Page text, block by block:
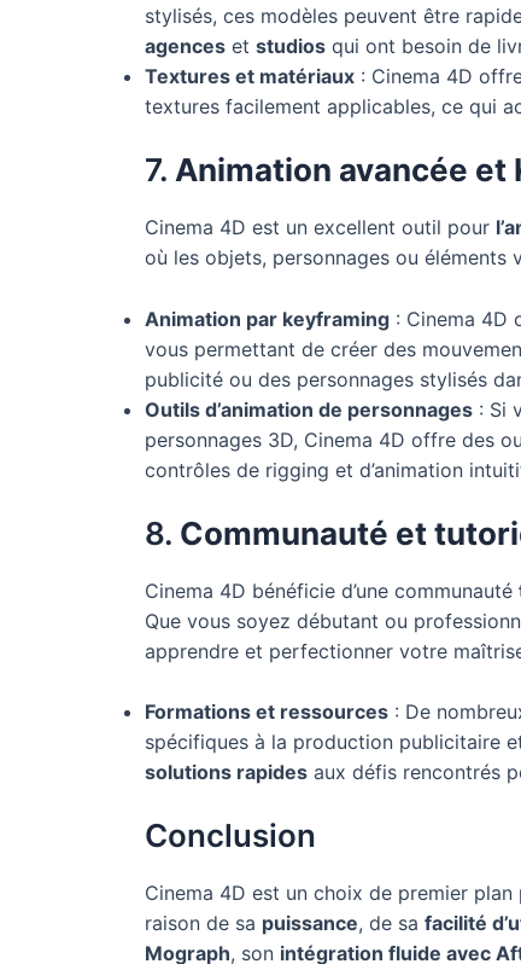
stylisés, ces modèles peuvent être
agences et studios qui ont besoin de
Textures et matériaux : Cinema 4D
textures facilement applicables, ce qui
7. Animation avancée et
Cinema 4D est un excellent outil pour
où les objets, personnages ou éléments
Animation par keyframing : Cinema 4D
vous permettant de créer des
publicité ou des personnages stylisés
Outils d’animation de personnages : Si
personnages 3D, Cinema 4D offre des
contrôles de rigging et d’animation
8. Communauté et
Cinema 4D bénéficie d’une communauté
Que vous soyez débutant ou
apprendre et perfectionner votre
Formations et ressources : De
spécifiques à la production publicitaire
solutions rapides aux défis rencontrés
Conclusion
Cinema 4D est un choix de premier
raison de sa puissance, de sa facilité
Mograph, son intégration fluide avec